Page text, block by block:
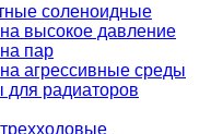
соленоидные
высокое давление
пар
агрессивные среды
для радиаторов